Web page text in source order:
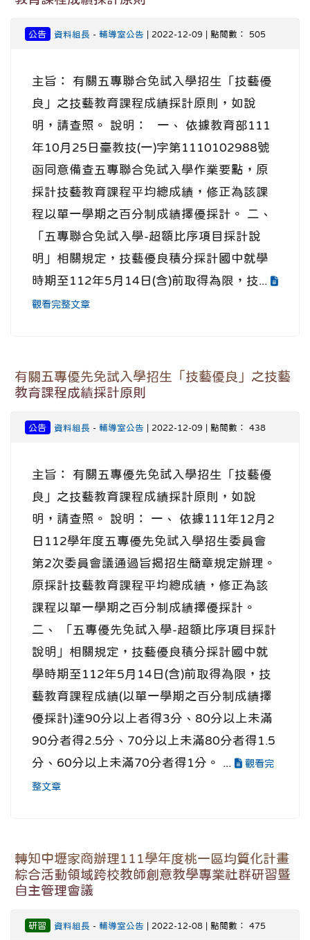
公告 資料組長 - 輔導室公告 | 2022-12-09 | 點閱數： 505
主旨： 有關五專聯合免試入學招生「技藝優
良」之技藝教育課程成績採計原則，如說
明，請查照。 說明： 一、 依據教育部111
年10月25日臺教技(一)字第1110102988號
函同意備查五專聯合免試入學作業要點，原
採計技藝教育課程平均總成績，修正為該課
程以單一學期之百分制成績擇優採計。 二、
「五專聯合免試入學-超額比序項目採計說
明」相關規定，技藝優良積分採計國中就學
時期至112年5月14日(含)前取得為限，技...
觀看完整文章
有關五專優先免試入學招生「技藝優良」之技藝
教育課程成績採計原則
公告 資料組長 - 輔導室公告 | 2022-12-09 | 點閱數： 438
主旨： 有關五專優先免試入學招生「技藝優
良」之技藝教育課程成績採計原則，如說
明，請查照。 說明： 一、 依據111年12月2
日112學年度五專優先免試入學招生委員會
第2次委員會議通過旨揭招生簡章規定辦理。
原採計技藝教育課程平均總成績，修正為該
課程以單一學期之百分制成績擇優採計。
二、 「五專優先免試入學-超額比序項目採計
說明」相關規定，技藝優良積分採計國中就
學時期至112年5月14日(含)前取得為限，技
藝教育課程成績(以單一學期之百分制成績擇
優採計)達90分以上者得3分、80分以上未滿
90分者得2.5分、70分以上未滿80分者得1.5
分、60分以上未滿70分者得1分。 ...
觀看完
整文章
轉知中壢家商辦理111學年度桃一區均質化計畫
綜合活動領域跨校教師創意教學專業社群研習暨
自主管理會議
研習 資料組長 - 輔導室公告 | 2022-12-08 | 點閱數： 475